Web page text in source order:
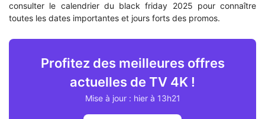
consulter le calendrier du black friday 2025 pour connaître
toutes les dates importantes et jours forts des promos.
Profitez des meilleures offres
actuelles de TV 4K !
Mise à jour : hier à 13h21